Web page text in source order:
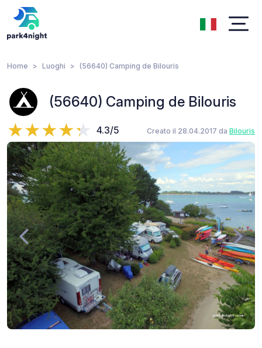
Home Luoghi (56640) Camping de Bilouris
(56640) Camping de Bilouris
4.3/5 Creato il 28.04.2017 da Bilouris